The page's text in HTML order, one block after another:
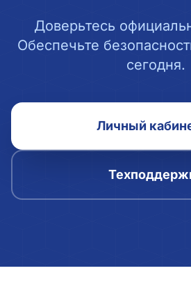
Доверьтесь
Обеспечьте
сегодня.
Личный